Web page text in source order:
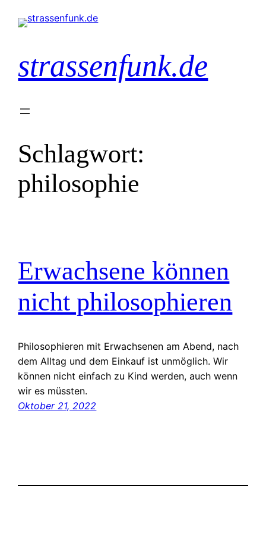
Inhalt
strassenfunk.de
Schlagwort:
philosophie
Erwachsene können
nicht philosophieren
Philosophieren mit Erwachsenen am Abend, nach
dem Alltag und dem Einkauf ist unmöglich. Wir
können nicht einfach zu Kind werden, auch wenn
wir es müssten.
Oktober 21, 2022